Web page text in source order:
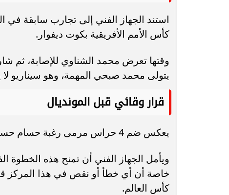
استند الجهاز الفني إلى تجارب سابقة
كأس الأمم الأفريقية بكوت ديفوار.
وقتها تعرض محمد الشناوي للإصابة، ثم
يتولى محمد صبحي المهمة، وهو سيناريو لا
قرار وقائي قبل المونديال
يعكس ضم 4 حراس مرمى رغبة حسام حسن في تجنب أي أزمة طارئة خلال مشوار المنتخب.
ويأمل الجهاز الفني أن تمنح هذه الخطوة
خاصة أن أي خطأ أو نقص في هذا المركز
كأس العالم.